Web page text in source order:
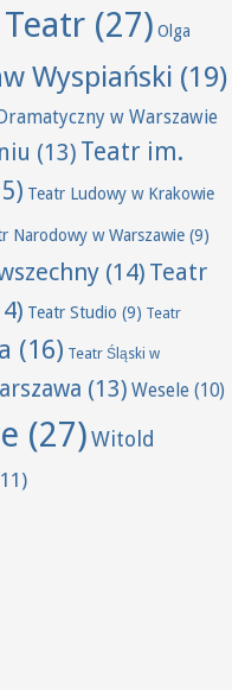
(27) Olga
Wyspiański (19)
w Warszawie
(13) Teatr im.
Teatr Ludowy w Krakowie
Narodowy w Warszawie (9)
(14) Teatr
Teatr Studio (9) Teatr
(16) Teatr Śląski w
(13) Wesele (10)
(27)Witold